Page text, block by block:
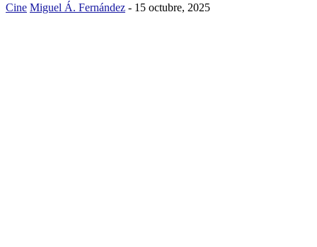
Cine Miguel Á. Fernández - 15 octubre, 2025